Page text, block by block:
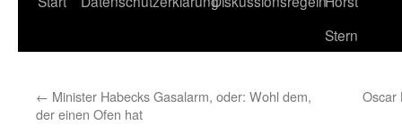
Stern
← Minister Habecks Gasalarm, oder: Wohl dem,
der einen Ofen hat
Oscar